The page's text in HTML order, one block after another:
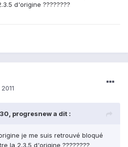
d'origine ????????
progresnew a dit :
je me suis retrouvé bloqué
la 2.3.5 d'origine ????????